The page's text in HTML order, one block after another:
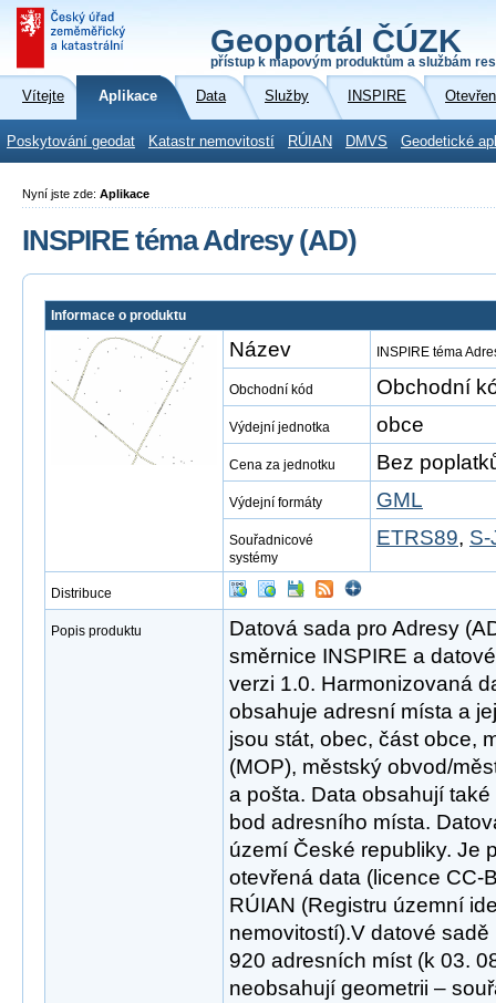
Geoportál ČÚZK
přístup k mapovým produktům a službám
Vítejte Aplikace Data Služby INSPIRE
Poskytování geodat Katastr nemovitostí RÚIAN DMVS Geodetické
Nyní jste zde: Aplikace
INSPIRE téma Adresy (AD)
Informace o produktu
Název INSPIRE téma
Obchodní kód Obchodní
Výdejní jednotka obce
Cena za jednotku Bez
Výdejní formáty GML
Souřadnicové
systémy
ETRS89, S-
Distribuce
Popis produktu
Datová sada pro Adresy
směrnice INSPIRE a
verzi 1.0. Harmonizovaná
obsahuje adresní místa a
jsou stát, obec, část obce,
(MOP), městský obvod/
a pošta. Data obsahují
bod adresního místa.
území České republiky. Je
otevřená data (licence CC-
RÚIAN (Registru územní
nemovitostí).V datové
920 adresních míst (k 03.
neobsahují geometrii –